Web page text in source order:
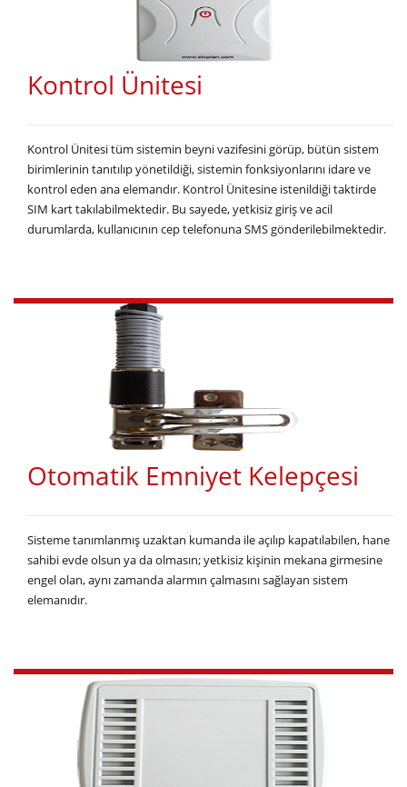
Kontrol Ünitesi
Kontrol Ünitesi tüm sistemin beyni vazifesini görüp, bütün sistem
birimlerinin tanıtılıp yönetildiği, sistemin fonksiyonlarını idare ve
kontrol eden ana elemandır. Kontrol Ünitesine istenildiği taktirde
SIM kart takılabilmektedir. Bu sayede, yetkisiz giriş ve acil
durumlarda, kullanıcının cep telefonuna SMS gönderilebilmektedir.
Otomatik Emniyet Kelepçesi
Sisteme tanımlanmış uzaktan kumanda ile açılıp kapatılabilen, hane
sahibi evde olsun ya da olmasın; yetkisiz kişinin mekana girmesine
engel olan, aynı zamanda alarmın çalmasını sağlayan sistem
elemanıdır.